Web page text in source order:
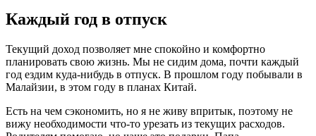
Каждый год в отпуск
Текущий доход позволяет мне спокойно и комфортно
планировать свою жизнь. Мы не сидим дома, почти каждый
год ездим куда-нибудь в отпуск. В прошлом году побывали в
Малайзии, в этом году в планах Китай.
Есть на чем сэкономить, но я не живу впритык, поэтому не
вижу необходимости что-то урезать из текущих расходов.